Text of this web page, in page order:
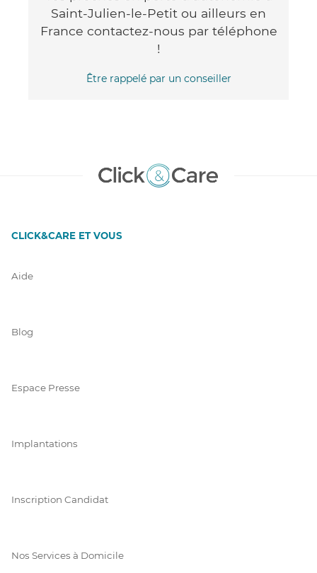
Saint-Julien-le-Petit ou ailleurs en
France contactez-nous par téléphone
!
Être rappelé par un conseiller
CLICK&CARE ET VOUS
Aide
Blog
Espace Presse
Implantations
Inscription Candidat
Nos Services à Domicile